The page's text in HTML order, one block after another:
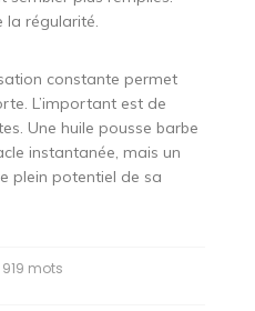
la régularité.
constante permet
L’important est de
Une huile pousse barbe
instantanée, mais un
plein potentiel de sa
919 mots